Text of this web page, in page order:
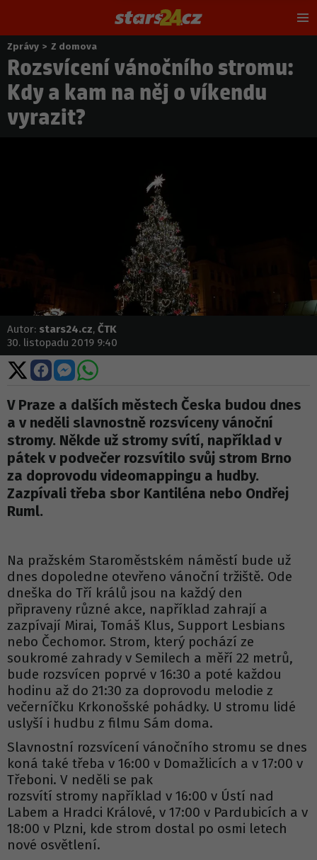
Nacházíte
se
zde:
Zprávy > Z domova
Rozsvícení vánočního stromu:
Kdy a kam na něj o víkendu
vyrazit?
Autor: stars24.cz, ČTK
30. listopadu 2019 9:40
Sdílet
na
X
Sdílet
na
Facebooku
Sdílet
na
Messengeru
Sdílet
WhatsApp
V Praze a dalších městech Česka budou dnes
a v neděli slavnostně rozsvíceny vánoční
stromy. Někde už stromy svítí, například v
pátek v podvečer rozsvítilo svůj strom Brno
za doprovodu videomappingu a hudby.
Zazpívali třeba sbor Kantiléna nebo Ondřej
Ruml.
Na pražském Staroměstském náměstí bude už
dnes dopoledne otevřeno vánoční tržiště. Ode
dneška do Tří králů jsou na každý den
připraveny různé akce, například zahrají a
zazpívají Mirai, Tomáš Klus, Support Lesbians
nebo Čechomor. Strom, který pochází ze
soukromé zahrady v Semilech a měří 22 metrů,
bude rozsvícen poprvé v 16:30 a poté každou
hodinu až do 21:30 za doprovodu melodie z
večerníčku Krkonošské pohádky. U stromu lidé
uslyší i hudbu z filmu Sám doma.
Slavnostní rozsvícení vánočního stromu se dnes
koná také třeba v 16:00 v Domažlicích a v 17:00 v
Třeboni. V neděli se pak
rozsvítí stromy například v 16:00 v Ústí nad
Labem a Hradci Králové, v 17:00 v Pardubicích a v
18:00 v Plzni, kde strom dostal po osmi letech
nové osvětlení.